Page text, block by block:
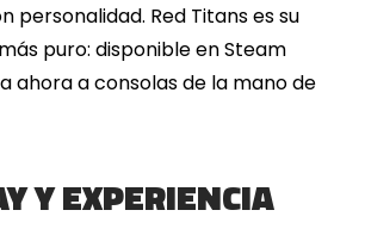
personalidad. Red Titans es su
puro: disponible en Steam
ahora a consolas de la mano de
Y EXPERIENCIA